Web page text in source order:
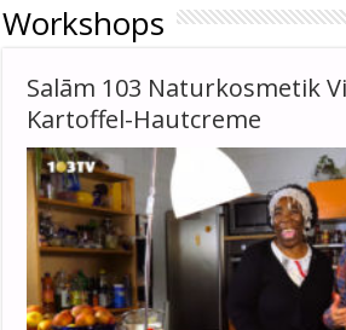
Workshops
Salām 103 Naturkosmetik
Kartoffel-Hautcreme